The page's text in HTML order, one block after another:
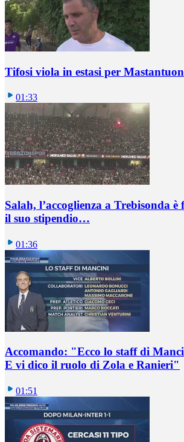
Tifosi viola in estasi per
01:33
Salah, l’accoglienza a Trebisonda è
il suo stipendio…
01:36
Accomando: "Ecco lo staff di
E vi dico il ruolo di Zola e Ranieri"
01:51